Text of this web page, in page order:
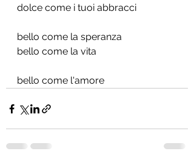
dolce come i tuoi abbracci
bello come la speranza
bello come la vita
bello come l'amore